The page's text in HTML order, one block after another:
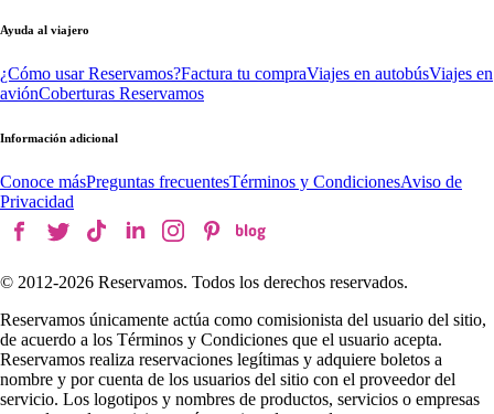
Ayuda al viajero
¿Cómo usar Reservamos?Factura tu compraViajes en autobúsViajes en
aviónCoberturas Reservamos
Información adicional
Conoce másPreguntas frecuentesTérminos y CondicionesAviso de
Privacidad
© 2012-2026 Reservamos. Todos los derechos reservados.
Reservamos únicamente actúa como comisionista del usuario del sitio,
de acuerdo a los Términos y Condiciones que el usuario acepta.
Reservamos realiza reservaciones legítimas y adquiere boletos a
nombre y por cuenta de los usuarios del sitio con el proveedor del
servicio. Los logotipos y nombres de productos, servicios o empresas